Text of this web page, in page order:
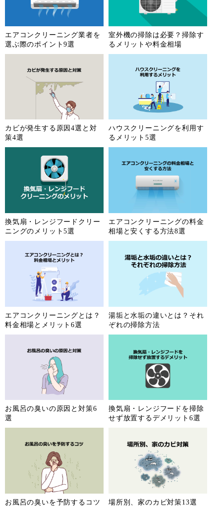
エアコンクリーニング業者を
選ぶ際のポイント9選
室外機の掃除は必要？掃除す
るメリットや料金相場
カビが発生する原因4選と対
策4選
ハウスクリーニングを利用す
るメリット5選
換気扇・レンジフードクリー
ニングのメリット5選
エアコンクリーニングの料金
相場と安くする方法8選
エアコンクリーニングとは？
料金相場とメリット6選
湯垢と水垢の違いとは？それ
ぞれの掃除方法
お風呂の臭いの原因と対策6
選
換気扇・レンジフードを掃除
せず放置するデメリット6選
お風呂の臭いを予防するコツ
場所別、家のカビ対策13選